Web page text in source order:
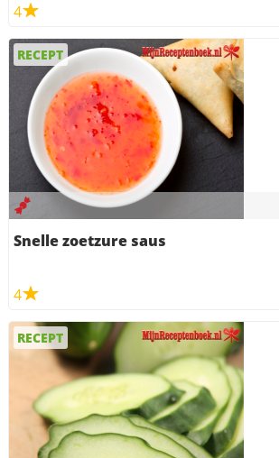
4
RECEPT
Snelle zoetzure saus
4
RECEPT